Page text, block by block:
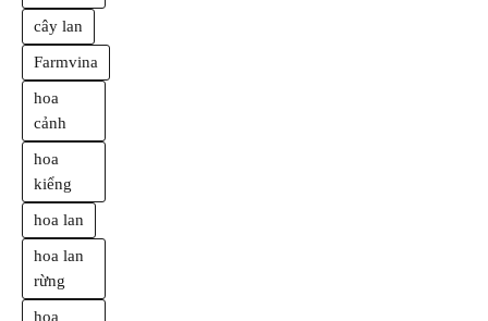
cây lan
Farmvina
hoa
cảnh
hoa
kiểng
hoa lan
hoa lan
rừng
hoa